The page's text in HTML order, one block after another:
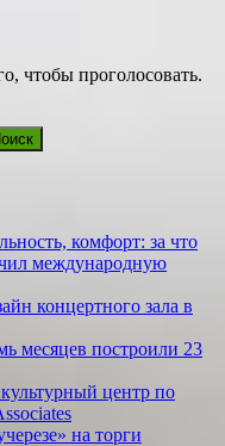
чтобы проголосовать.
ком­форт: за что
международную
концертного зала в
месяцев построили 23
центр по
на торги